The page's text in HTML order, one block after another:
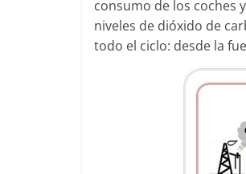
consumo de los coches
niveles de dióxido de
todo el ciclo: desde la